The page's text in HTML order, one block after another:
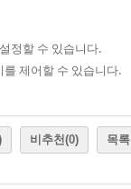
정할 수 있습니다.
를 제어할 수 있습니다.
비추천(0) 목록